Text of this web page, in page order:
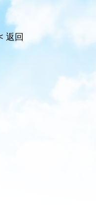
返回